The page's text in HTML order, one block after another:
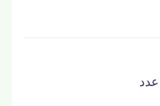
عدد